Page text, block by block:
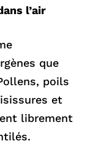
l’air
que
poils
et
librement